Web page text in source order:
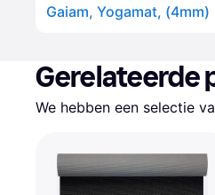
Gaiam, Yogamat, (4mm)
Gerelateerde
We hebben een selectie